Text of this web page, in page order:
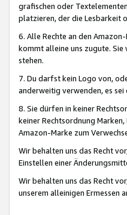
grafischen oder
platzieren, der die Lesbarkeit
6. Alle Rechte an den
kommt alleine uns zugute. Sie
stehen.
7. Du darfst kein Logo von,
anderweitig verwenden, es
8. Sie dürfen in keiner
keiner Rechtsordnung
Amazon-Marke zum
Wir behalten uns das Recht
Einstellen einer
Wir behalten uns das Recht
unserem alleinigen Ermessen